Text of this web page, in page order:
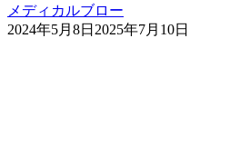
メディカルブロー
2024年5月8日 2025年7月10日